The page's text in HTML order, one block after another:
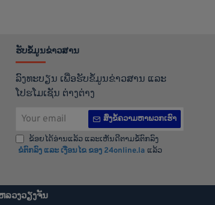
ຮັບຂໍ້ມູນຂ່າວສານ
ລົງທະບຽນ ເພື່ອຮັບຂໍ້ມູນຂ່າວສານ ແລະ
ໂປຮໂມເຊັນ ຕ່າງຕ່າງ
email
ສົ່ງຂໍ້ຄວາມຫາພວກເຮົາ
ຂ້ອຍໄດ້ອ່ານແລ້ວ ແລະເຫັນດີຕາມຂໍ້ຕົກລົງ
ຂໍຕົກລົງ ແລະ ເງືອນໄຂ ຂອງ 24online.la ແລ້ວ
ລວງວຽງຈັນ